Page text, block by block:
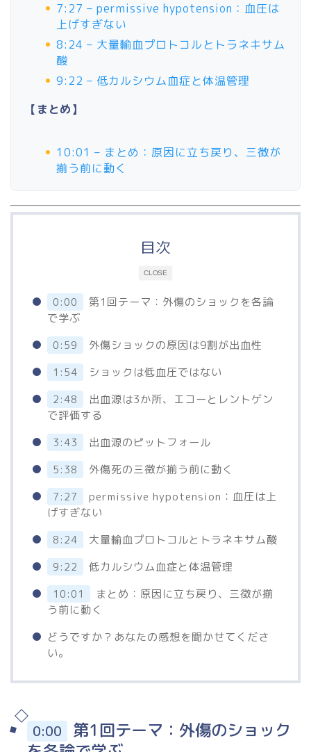
7:27 – permissive hypotension：血圧は
上げすぎない
8:24 – 大量輸血プロトコルとトラネキサム
酸
9:22 – 低カルシウム血症と体温管理
【まとめ】
10:01 – まとめ：原因に立ち戻り、三徴が
揃う前に動く
CLOSE
目次
0:00
第1回テーマ：外傷のショックを各論
で学ぶ
0:59
外傷ショックの原因は9割が出血性
1:54
ショックは低血圧ではない
2:48
出血源は3か所、エコーとレントゲン
で評価する
3:43
出血源のピットフォール
5:38
外傷死の三徴が揃う前に動く
7:27
permissive hypotension：血圧は上
げすぎない
8:24
大量輸血プロトコルとトラネキサム酸
9:22
低カルシウム血症と体温管理
10:01
まとめ：原因に立ち戻り、三徴が揃
う前に動く
どうですか？あなたの感想を聞かせてくださ
い。
0:00
第1回テーマ：外傷のショック